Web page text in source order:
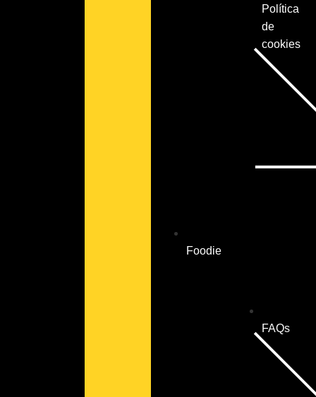
Foodie
Política
de
cookies
FAQs